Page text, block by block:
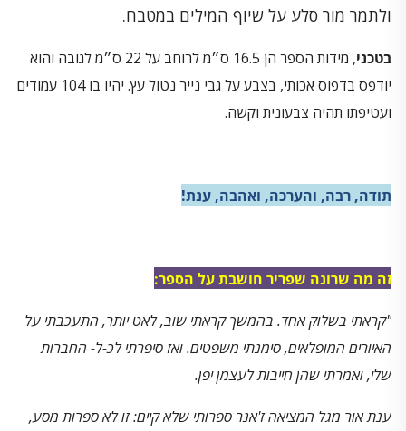
ולתמר מור סלע על שיוף המילים במטבח.
בטכני
, מידות הספר הן 16.5 ס״מ לרוחב על 22 ס״מ לגובה והוא
יודפס בדפוס אכותי, בצבע על גבי נייר נטול עץ. יהיו בו 104 עמודים
ועטיפתו תהיה צבעונית וקשה.
תודה, רבה, והערכה, ואהבה, ענת!
זה מה שרונה שפריר חושבת על הספר:
"קראתי בשלוק אחד. בהמשך קראתי שוב, לאט יותר, התעכבתי על
האיורים המופלאים, סימנתי משפטים. ואז סיפרתי לכ-ל- החברות
שלי, ואמרתי שהן חייבות לעצמן יפן.
ענת אור מגל המציאה ז'אנר ספרותי שלא קיים: זו לא ספרות מסע,